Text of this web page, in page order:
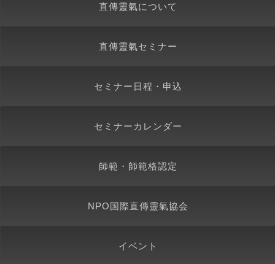
直傳靈氣について
直傳靈氣セミナー
セミナー日程・申込
セミナーカレンダー
師範・師範格認定
NPO国際直傳靈氣協会
イベント